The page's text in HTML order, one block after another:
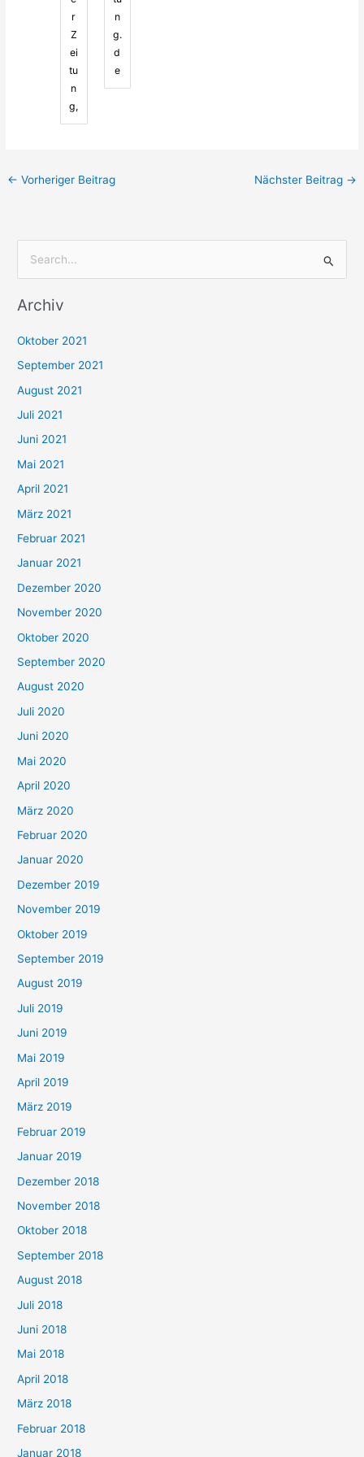
r
Z
ei
tu
n
g,
n
g.
d
e
← Vorheriger Beitrag Nächster Beitrag →
c
n
n
a
c
h
:
Archiv
Oktober 2021
September 2021
August 2021
Juli 2021
Juni 2021
Mai 2021
April 2021
März 2021
Februar 2021
Januar 2021
Dezember 2020
November 2020
Oktober 2020
September 2020
August 2020
Juli 2020
Juni 2020
Mai 2020
April 2020
März 2020
Februar 2020
Januar 2020
Dezember 2019
November 2019
Oktober 2019
September 2019
August 2019
Juli 2019
Juni 2019
Mai 2019
April 2019
März 2019
Februar 2019
Januar 2019
Dezember 2018
November 2018
Oktober 2018
September 2018
August 2018
Juli 2018
Juni 2018
Mai 2018
April 2018
März 2018
Februar 2018
Januar 2018